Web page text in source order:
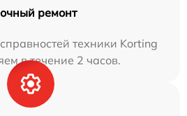
ремонт
техники Korting
в течение 2 часов.